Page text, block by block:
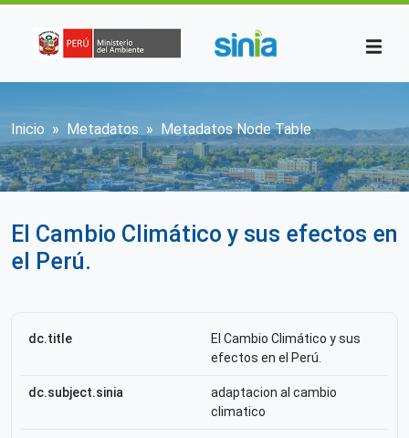
Sobrescribir enlaces de ayuda a la
Inicio Metadatos Metadatos Node Table
El Cambio Climático y sus efectos en
el Perú.
dc.title
El Cambio Climático y sus
efectos en el Perú.
dc.subject.sinia
adaptacion al cambio
climatico